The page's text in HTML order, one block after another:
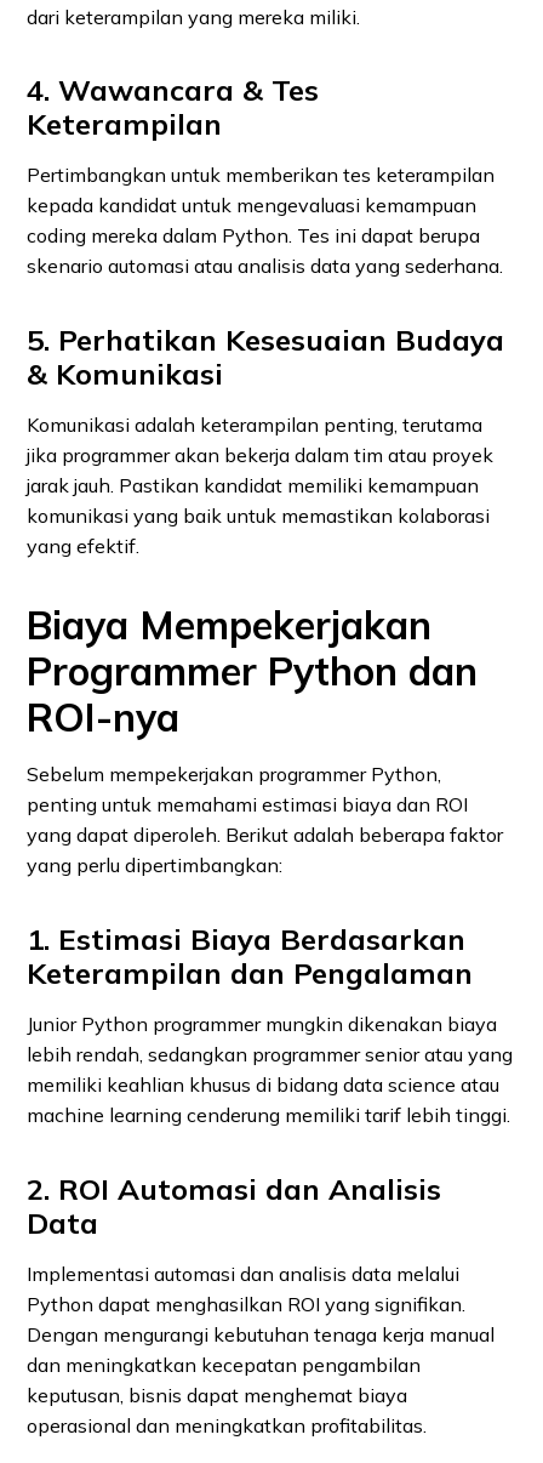
dari keterampilan yang mereka miliki.
4. Wawancara & Tes
Keterampilan
Pertimbangkan untuk memberikan tes keterampilan
kepada kandidat untuk mengevaluasi kemampuan
coding mereka dalam Python. Tes ini dapat berupa
skenario automasi atau analisis data yang sederhana.
5. Perhatikan Kesesuaian Budaya
& Komunikasi
Komunikasi adalah keterampilan penting, terutama
jika programmer akan bekerja dalam tim atau proyek
jarak jauh. Pastikan kandidat memiliki kemampuan
komunikasi yang baik untuk memastikan kolaborasi
yang efektif.
Biaya Mempekerjakan
Programmer Python dan
ROI-nya
Sebelum mempekerjakan programmer Python,
penting untuk memahami estimasi biaya dan ROI
yang dapat diperoleh. Berikut adalah beberapa faktor
yang perlu dipertimbangkan:
1. Estimasi Biaya Berdasarkan
Keterampilan dan Pengalaman
Junior Python programmer mungkin dikenakan biaya
lebih rendah, sedangkan programmer senior atau yang
memiliki keahlian khusus di bidang data science atau
machine learning cenderung memiliki tarif lebih tinggi.
2. ROI Automasi dan Analisis
Data
Implementasi automasi dan analisis data melalui
Python dapat menghasilkan ROI yang signifikan.
Dengan mengurangi kebutuhan tenaga kerja manual
dan meningkatkan kecepatan pengambilan
keputusan, bisnis dapat menghemat biaya
operasional dan meningkatkan profitabilitas.